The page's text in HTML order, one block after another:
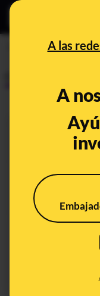
A las
A
recuento
Las claves
municipal:
número de